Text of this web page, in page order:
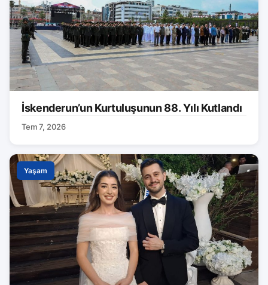
İskenderun’un Kurtuluşunun 88. Yılı Kutlandı
Tem 7, 2026
Yaşam